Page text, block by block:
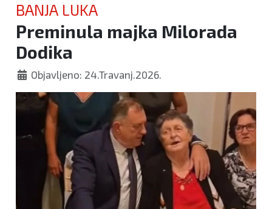
Sport
Kultura
Crna
kronika
Politika
Zanimljivosti
BANJA LUKA
Preminula majka Milorada
Dodika
Objavljeno: 24.Travanj.2026.